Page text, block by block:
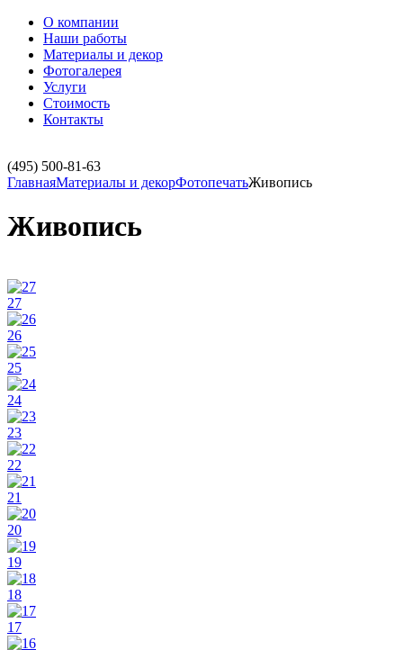
О компании
Наши работы
Материалы и декор
Фотогалерея
Услуги
Стоимость
Контакты
(495) 500-81-63
ГлавнаяМатериалы и декорФотопечатьЖивопись
Живопись
27
26
25
24
23
22
21
20
19
18
17